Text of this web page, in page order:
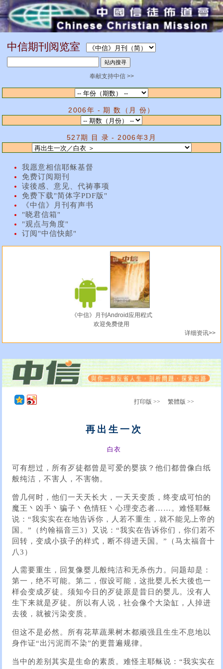
中信期刊阅览室
奉献支持中信 >>
2006年 - 期 数（月 份）
527期 目 录 - 2006年3月
我愿意相信耶稣基督
免费订阅期刊
读後感、意见、代祷事项
免费下载"简体字PDF版"
《中信》月刊有声书
"晓君信箱"
"观点与角度"
订阅"中信快邮"
《中信》月刊Android应用程式
欢迎免费使用
详细资讯>>
打印版 >> 繁體版 >>
再出生一次
白衣
可有想过，所有歹徒都曾是可爱的婴孩？他们都曾像白纸
般纯洁，不害人，不害物。
曾几何时，他们一天天长大，一天天变质，终变成可怕的
魔王丶凶手丶骗子丶色情狂丶心理变态者……。难怪耶稣
说：“我实实在在地告诉你，人若不重生，就不能见上帝的
国。”（约翰福音三3）又说：“我实在告诉你们，你们若不
回转，变成小孩子的样式，断不得进天国。”（马太福音十
八3）
人需要重生，回复像婴儿般纯洁和无杀伤力。问题却是：
第一，绝不可能。第二，假设可能，这批婴儿长大後也一
样会变成歹徒。须知今日的歹徒原是昔日的婴儿。没有人
生下来就是歹徒。所以有人说，社会像个大染缸，人掉进
去後，就被污染变质。
但这不是必然。所有花草蔬果树木都顽强且生生不息地以
身作证“出污泥而不染”的更普遍规律。
当中的差别其实是生命的素质。难怪主耶稣说：“我实实在